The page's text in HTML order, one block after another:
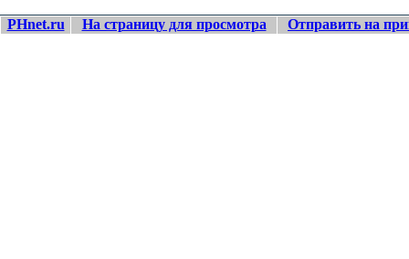
PHnet.ru На страницу для просмотра Отправить на